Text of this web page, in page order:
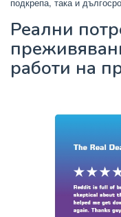
Реални
работи на